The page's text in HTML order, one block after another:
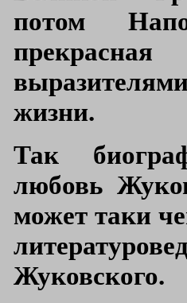
потом
жизни.
Так
любовь
может таки
Жуковского.